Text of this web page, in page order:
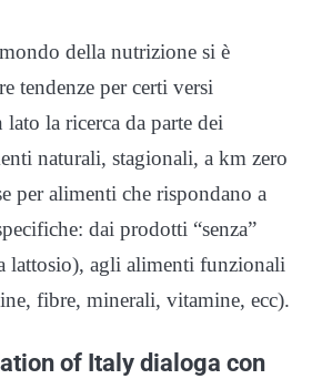
della nutrizione si è
tendenze per certi versi
la ricerca da parte dei
naturali, stagionali, a km zero
per alimenti che rispondano a
dai prodotti “senza”
lattosio), agli alimenti funzionali
fibre, minerali, vitamine, ecc).
of Italy dialoga con